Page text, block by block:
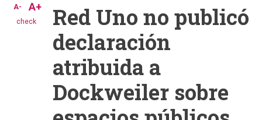
check
A- A+
Red Uno no publicó
declaración
atribuida a
Dockweiler sobre